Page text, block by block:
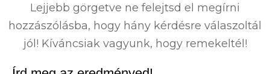
Lejjebb görgetve ne felejtsd el megírni
hozzászólásba, hogy hány kérdésre válaszoltál
jól! Kíváncsiak vagyunk, hogy remekeltél!